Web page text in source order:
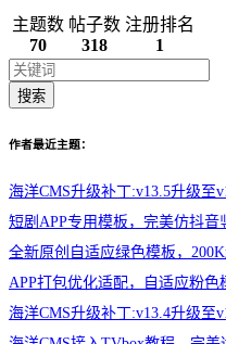
主题数
70
帖子数
318
注册排名
1
搜索
作者最近主题：
海洋CMS升级补丁:v13.5升级至
短剧APP专用模板，完美仿抖
海洋CMS升级补丁:v13.4升级至